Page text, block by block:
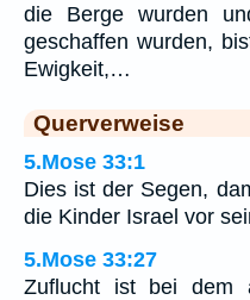
die Berge wurden
geschaffen wurden,
Ewigkeit,…
Querverweise
5.Mose 33:1
Dies ist der Segen,
die Kinder Israel vor
5.Mose 33:27
Zuflucht ist bei dem